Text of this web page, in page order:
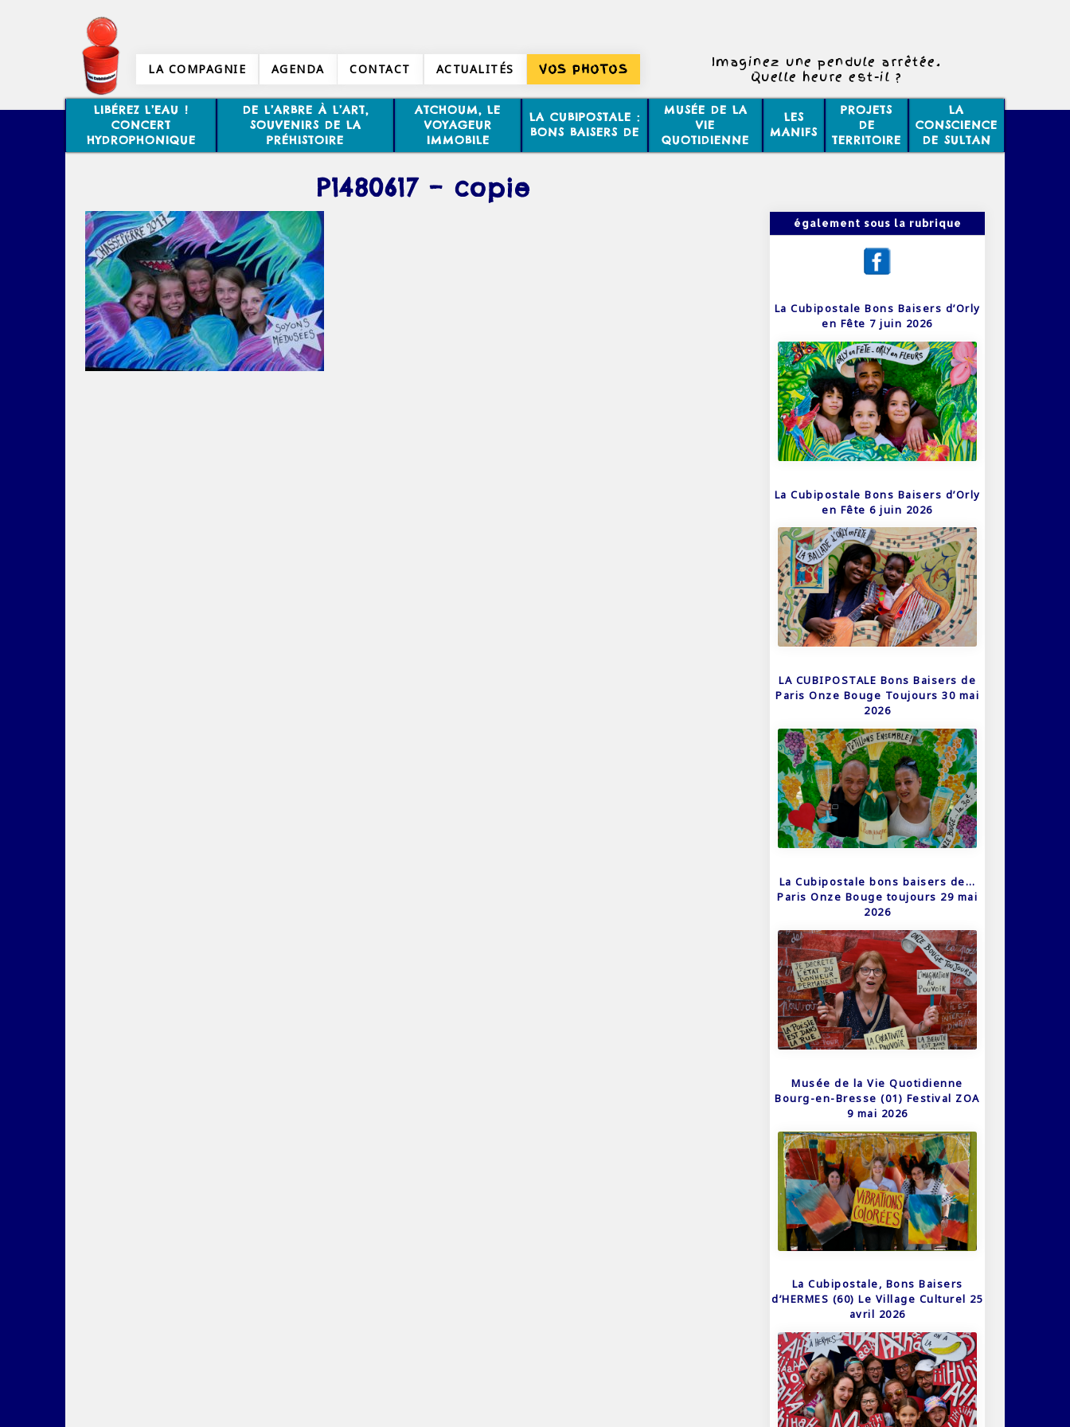
LA COMPAGNIE AGENDA CONTACT ACTUALITÉS VOS PHOTOS
Imaginez une pendule arrêtée.
Quelle heure est-il ?
LIBÉREZ L’EAU !
CONCERT
HYDROPHONIQUE
DE L’ARBRE À L’ART,
SOUVENIRS DE LA
PRÉHISTOIRE
ATCHOUM, LE
VOYAGEUR
IMMOBILE
LA CUBIPOSTALE :
BONS BAISERS DE
MUSÉE DE LA
VIE
QUOTIDIENNE
LES
MANIFS
PROJETS
DE
TERRITOIRE
LA
CONSCIENCE
DE SULTAN
P1480617 – copie
également sous la rubrique
La Cubipostale Bons Baisers d’Orly
en Fête 7 juin 2026
La Cubipostale Bons Baisers d’Orly
en Fête 6 juin 2026
LA CUBIPOSTALE Bons Baisers de
Paris Onze Bouge Toujours 30 mai
2026
La Cubipostale bons baisers de…
Paris Onze Bouge toujours 29 mai
2026
Musée de la Vie Quotidienne
Bourg-en-Bresse (01) Festival ZOA
9 mai 2026
La Cubipostale, Bons Baisers
d’HERMES (60) Le Village Culturel 25
avril 2026